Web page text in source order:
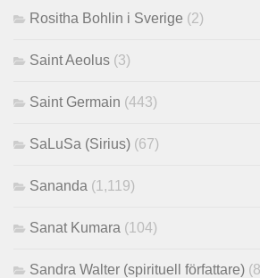
Rositha Bohlin i Sverige (2)
Saint Aeolus (3)
Saint Germain (443)
SaLuSa (Sirius) (67)
Sananda (1,119)
Sanat Kumara (104)
Sandra Walter (spirituell författare)